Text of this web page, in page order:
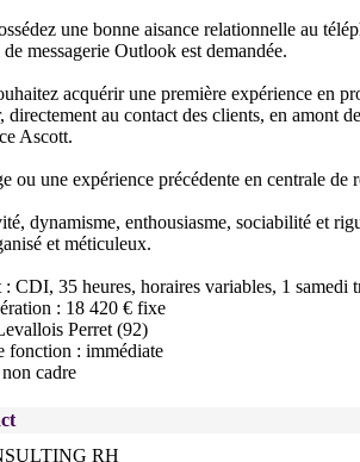
une bonne aisance relationnelle au
messagerie Outlook est demandée.
acquérir une première expérience en
directement au contact des clients, en amont
Ascott.
ou une expérience précédente en centrale de
dynamisme, enthousiasme, sociabilité et
et méticuleux.
: CDI, 35 heures, horaires variables, 1 samedi
: 18 420 € fixe
Perret (92)
fonction : immédiate
cadre
RH